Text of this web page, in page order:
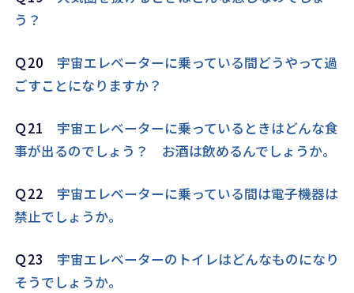
う？
Ｑ20 宇宙エレベーターに乗っている間どうやって過
ごすことになりますか？
Ｑ21 宇宙エレベーターに乗っているときはどんな食
事が出るのでしょう？ お酒は飲めるんでしょうか。
Ｑ22 宇宙エレベーターに乗っている間は電子機器は
禁止でしょうか。
Ｑ23 宇宙エレベーターのトイレはどんなものになり
そうでしょうか。